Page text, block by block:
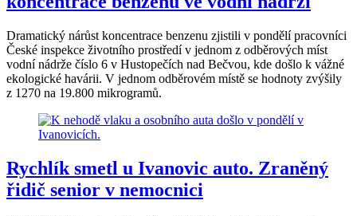
Dramatický nárůst koncentrace benzenu zjistili v pondělí pracovníci
České inspekce životního prostředí v jednom z odběrových míst
vodní nádrže číslo 6 v Hustopečích nad Bečvou, kde došlo k vážné
ekologické havárii. V jednom odběrovém místě se hodnoty zvýšily
z 1270 na 19.800 mikrogramů.
Rychlík smetl u Ivanovic auto. Zraněný
řidič senior v nemocnici